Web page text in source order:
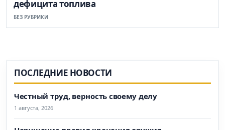
дефицита топлива
БЕЗ РУБРИКИ
ПОСЛЕДНИЕ НОВОСТИ
Честный труд, верность своему делу
1 августа, 2026